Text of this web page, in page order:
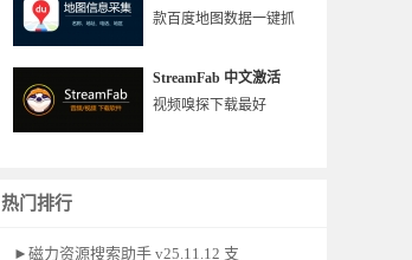
款百度地图数据一键抓
StreamFab 中文激活
视频嗅探下载最好
热门排行
►磁力资源搜索助手 v25.11.12 支